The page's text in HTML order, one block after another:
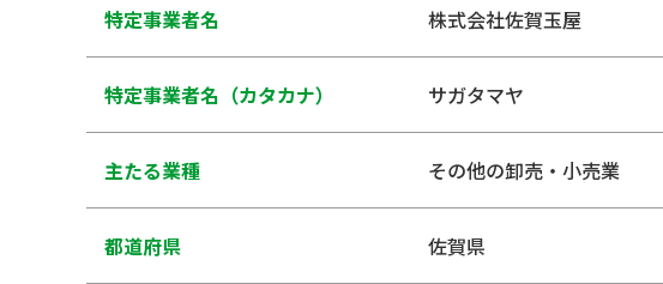
特定事業者名 株式会社佐賀玉屋
特定事業者名（カタカナ） サガタマヤ
主たる業種 その他の卸売・小売業
都道府県 佐賀県